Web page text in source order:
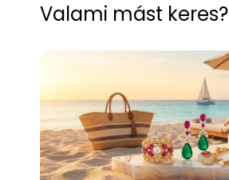
Valami mást keres?